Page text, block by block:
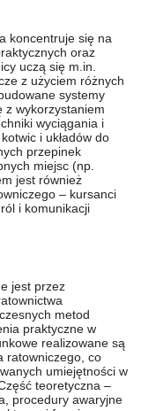
koncentruje się na
oraz
uczą się m.in.
z użyciem różnych
systemy
z wykorzystaniem
wyciągania i
i układów do
przepinek
miejsc (np.
jest również
– kursanci
i komunikacji
jest przez
metod
praktyczne w
realizowane są
ratowniczego, co
umiejętności w
teoretyczna –
procedury awaryjne